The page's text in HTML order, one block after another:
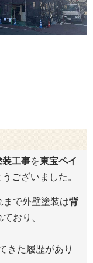
装工事を東宝ペイ
ございました。
まで外壁塗装は背
おり、
きた履歴があり